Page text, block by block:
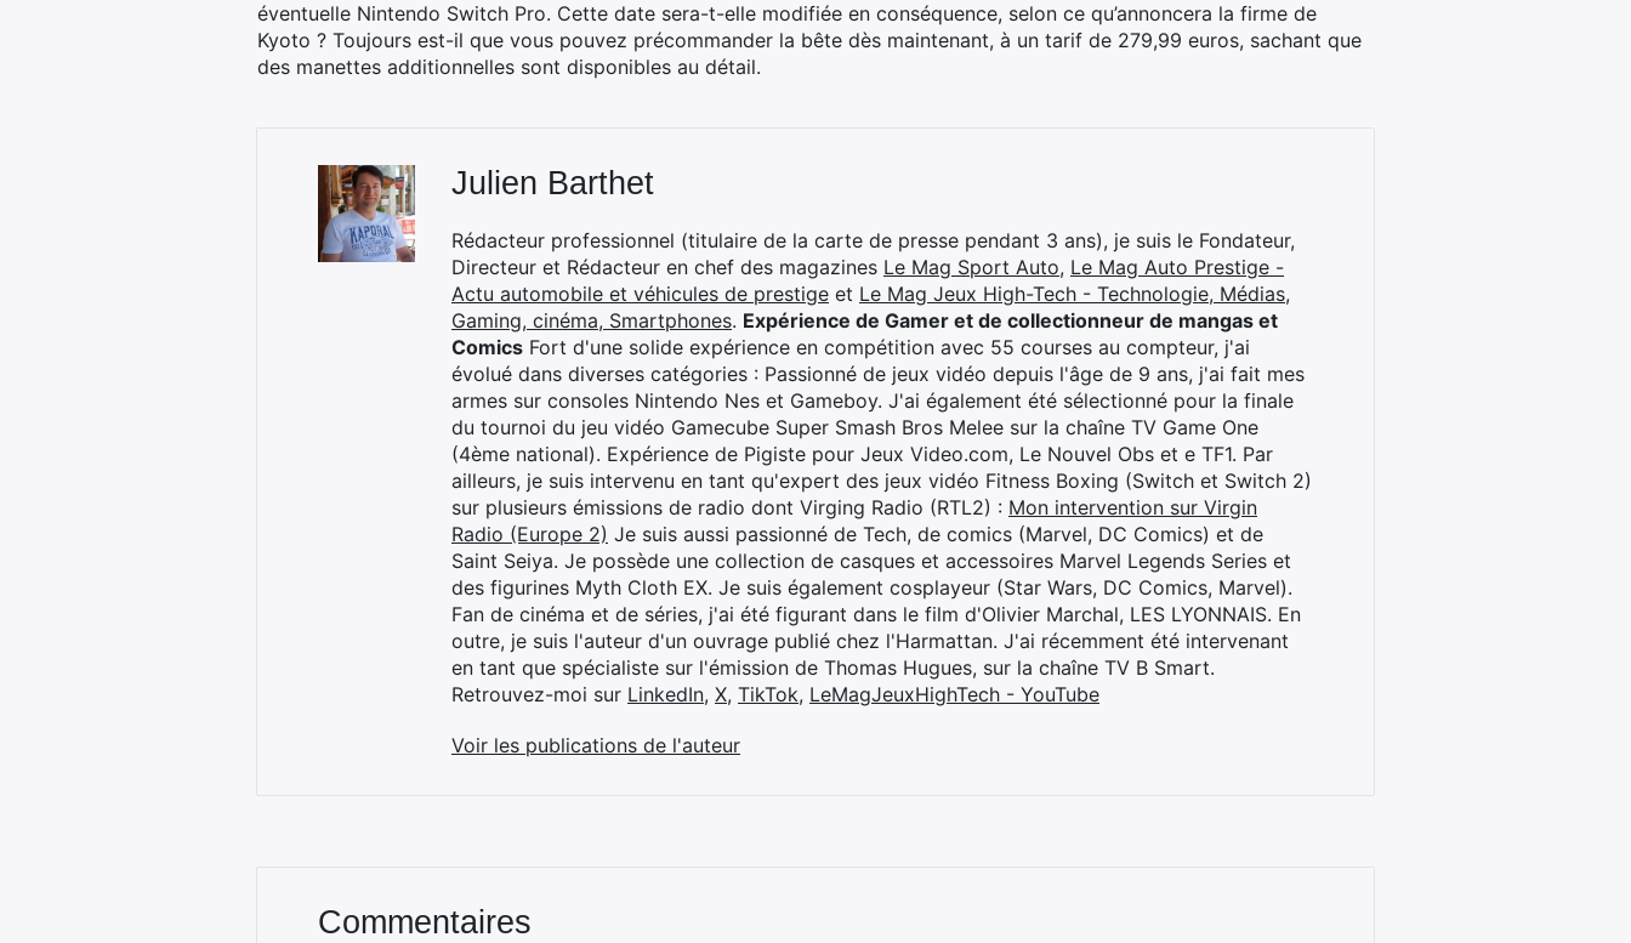
éventuelle Nintendo Switch Pro. Cette date sera-t-elle modifiée en conséquence, selon ce qu’annoncera la firme de
Kyoto ? Toujours est-il que vous pouvez précommander la bête dès maintenant, à un tarif de 279,99 euros, sachant que
des manettes additionnelles sont disponibles au détail.
Julien Barthet
Rédacteur professionnel (titulaire de la carte de presse pendant 3 ans), je suis le Fondateur,
Directeur et Rédacteur en chef des magazines Le Mag Sport Auto, Le Mag Auto Prestige -
Actu automobile et véhicules de prestige et Le Mag Jeux High-Tech - Technologie, Médias,
Gaming, cinéma, Smartphones. Expérience de Gamer et de collectionneur de mangas et
Comics Fort d'une solide expérience en compétition avec 55 courses au compteur, j'ai
évolué dans diverses catégories : Passionné de jeux vidéo depuis l'âge de 9 ans, j'ai fait mes
armes sur consoles Nintendo Nes et Gameboy. J'ai également été sélectionné pour la finale
du tournoi du jeu vidéo Gamecube Super Smash Bros Melee sur la chaîne TV Game One
(4ème national). Expérience de Pigiste pour Jeux Video.com, Le Nouvel Obs et e TF1. Par
ailleurs, je suis intervenu en tant qu'expert des jeux vidéo Fitness Boxing (Switch et Switch 2)
sur plusieurs émissions de radio dont Virging Radio (RTL2) : Mon intervention sur Virgin
Radio (Europe 2) Je suis aussi passionné de Tech, de comics (Marvel, DC Comics) et de
Saint Seiya. Je possède une collection de casques et accessoires Marvel Legends Series et
des figurines Myth Cloth EX. Je suis également cosplayeur (Star Wars, DC Comics, Marvel).
Fan de cinéma et de séries, j'ai été figurant dans le film d'Olivier Marchal, LES LYONNAIS. En
outre, je suis l'auteur d'un ouvrage publié chez l'Harmattan. J'ai récemment été intervenant
en tant que spécialiste sur l'émission de Thomas Hugues, sur la chaîne TV B Smart.
Retrouvez-moi sur LinkedIn, X, TikTok, LeMagJeuxHighTech - YouTube
Voir les publications de l'auteur
Commentaires